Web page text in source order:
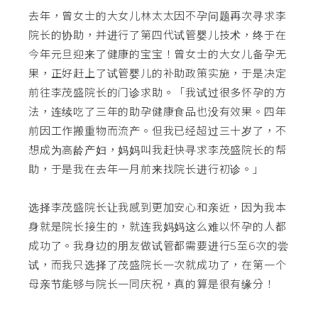
去年，曾女士的大女儿林太太因不孕问题再次寻求李
院长的协助，并进行了第四代试管婴儿技术，终于在
今年元旦迎来了健康的宝宝！曾女士的大女儿备孕无
果，正好赶上了试管婴儿的补助政策实施，于是决定
前往李茂盛院长的门诊求助。「我试过很多怀孕的方
法，连续吃了三年的助孕健康食品也没有效果。四年
前因工作搬重物而流产。但我已经超过三十岁了，不
想成为高龄产妇，妈妈叫我赶快寻求李茂盛院长的帮
助，于是我在去年一月前来找院长进行初诊。」
选择李茂盛院长让我感到更加安心和亲近，因为我本
身就是院长接生的，就连我妈妈这么难以怀孕的人都
成功了。我身边的朋友做试管都需要进行5至6次的尝
试，而我只选择了茂盛院长一次就成功了，在第一个
母亲节能够与院长一同庆祝，真的算是很有缘分！